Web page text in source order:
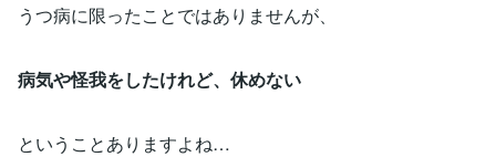
うつ病に限ったことではありませんが、
病気や怪我をしたけれど、休めない
ということありますよね…